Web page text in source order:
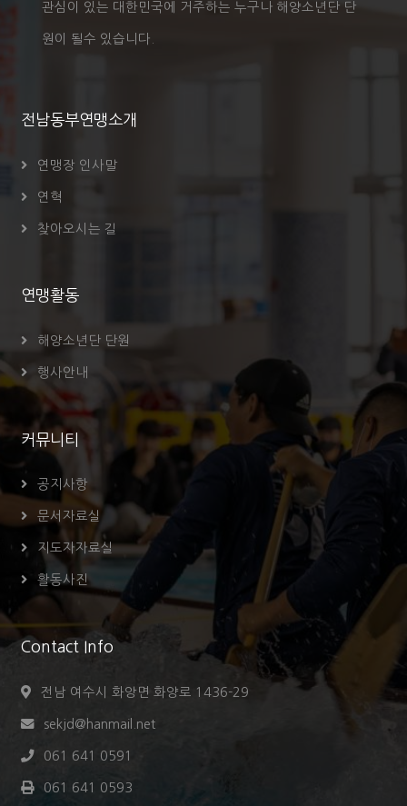
관심이 있는 대한민국에 거주하는 누구나 해양소년단 단
원이 될수 있습니다.
전남동부연맹소개
연맹장 인사말
연혁
찾아오시는 길
연맹활동
해양소년단 단원
행사안내
커뮤니티
공지사항
문서자료실
지도자자료실
활동사진
Contact Info
전남 여수시 화앙면 화양로 1436-29
sekjd@hanmail.net
061 641 0591
061 641 0593